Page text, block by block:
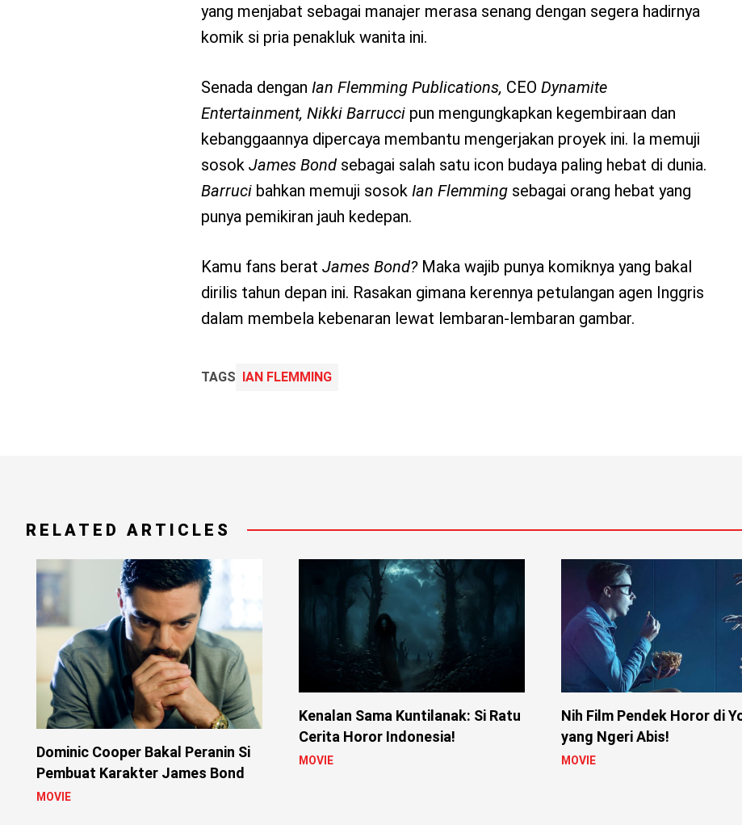
yang menjabat sebagai manajer merasa senang dengan segera hadirnya
komik si pria penakluk wanita ini.
Senada dengan Ian Flemming Publications, CEO Dynamite
Entertainment, Nikki Barruccipun mengungkapkan kegembiraan dan
kebanggaannya dipercaya membantu mengerjakan proyek ini. Ia memuji
sosok James Bondsebagai salah satu icon budaya paling hebat di dunia.
Barrucibahkan memuji sosok Ian Flemmingsebagai orang hebat yang
punya pemikiran jauh kedepan.
Kamu fans berat James Bond?Maka wajib punya komiknya yang bakal
dirilis tahun depan ini. Rasakan gimana kerennya petulangan agen Inggris
dalam membela kebenaran lewat lembaran-lembaran gambar.
TAGS IAN FLEMMING
RELATED ARTICLES
Dominic Cooper Bakal Peranin Si
Pembuat Karakter James Bond
MOVIE
Kenalan Sama Kuntilanak: Si Ratu
Cerita Horor Indonesia!
MOVIE
Nih Film Pendek Horor di
yang Ngeri Abis!
MOVIE